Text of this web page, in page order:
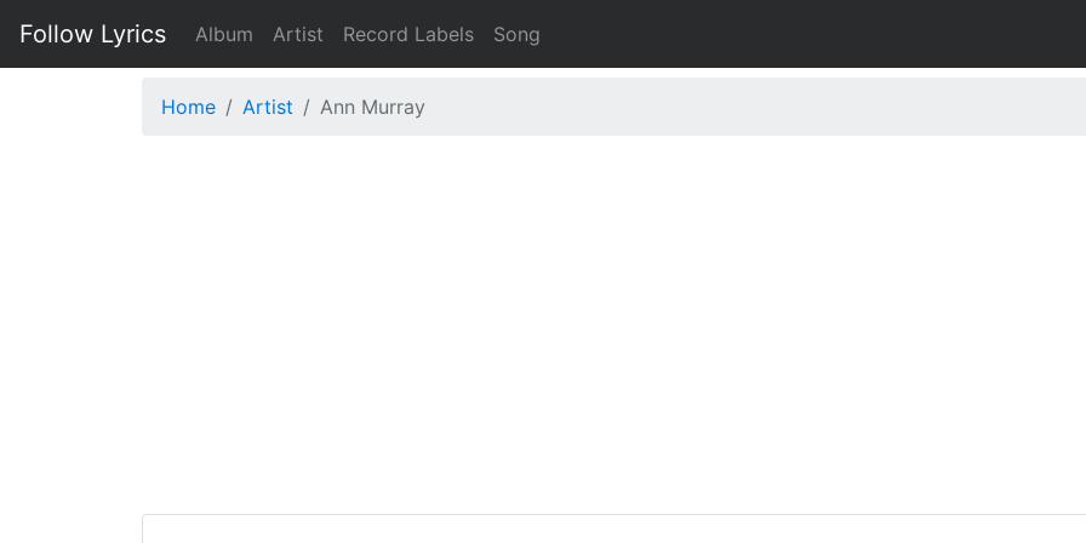
Follow Lyrics Album Artist Record Labels Song
Home Artist Ann Murray